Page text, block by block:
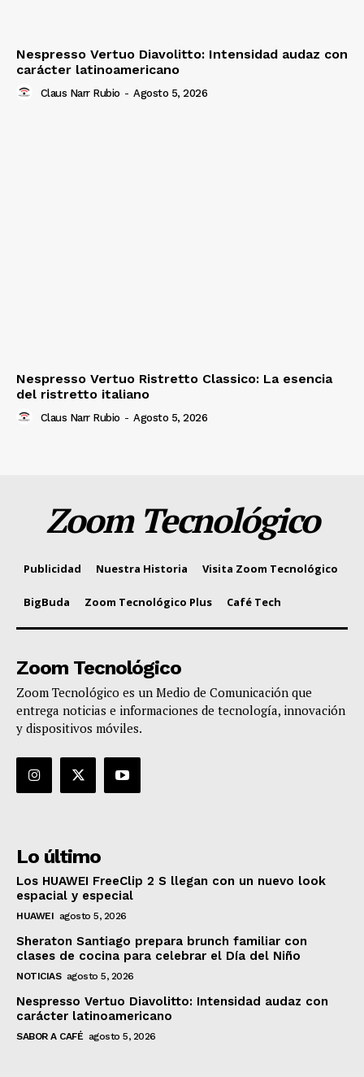
Nespresso Vertuo Diavolitto: Intensidad audaz con
carácter latinoamericano
Claus Narr Rubio - Agosto 5, 2026
Nespresso Vertuo Ristretto Classico: La esencia
del ristretto italiano
Claus Narr Rubio - Agosto 5, 2026
Zoom Tecnológico
Publicidad Nuestra Historia Visita Zoom Tecnológico
BigBuda Zoom Tecnológico Plus Café Tech
Zoom Tecnológico
Zoom Tecnológico es un Medio de Comunicación que
entrega noticias e informaciones de tecnología, innovación
y dispositivos móviles.
Lo último
Los HUAWEI FreeClip 2 S llegan con un nuevo look
espacial y especial
HUAWEI agosto 5, 2026
Sheraton Santiago prepara brunch familiar con
clases de cocina para celebrar el Día del Niño
NOTICIAS agosto 5, 2026
Nespresso Vertuo Diavolitto: Intensidad audaz con
carácter latinoamericano
SABOR A CAFÉ agosto 5, 2026